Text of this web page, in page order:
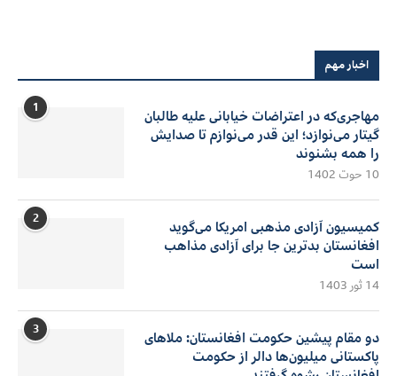
اخبار مهم
1
مهاجری‌که در اعتراضات خیابانی علیه طالبان
گیتار می‌نوازد؛ این قدر می‌نوازم تا صدایش
را همه بشنوند
10 حوت 1402
2
کمیسیون آزادی مذهبی امریکا می‌گوید
افغانستان بدترین جا برای آزادی مذاهب
است
14 ثور 1403
3
دو مقام پیشین حکومت افغانستان: ملاهای
پاکستانی میلیون‌ها دالر از حکومت